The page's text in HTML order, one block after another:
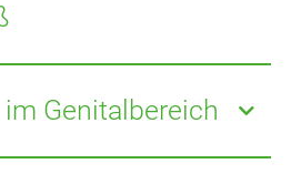
Frauen treten
letzten Jahren vor der
in der Postmenopause bei 30
Genitalbereich
können dünner,